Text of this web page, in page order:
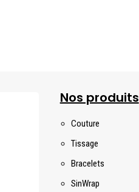
Nos produits
Couture
Tissage
Bracelets
SinWrap